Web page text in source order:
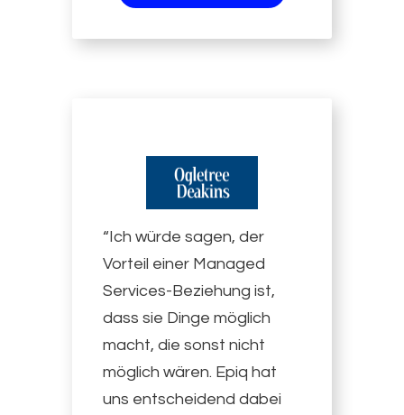
“Ich würde sagen, der
Vorteil einer Managed
Services-Beziehung ist,
dass sie Dinge möglich
macht, die sonst nicht
möglich wären. Epiq hat
uns entscheidend dabei